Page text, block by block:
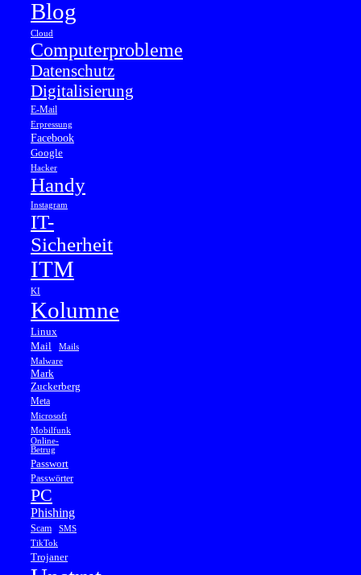
Blog
Cloud
Computerprobleme
Datenschutz
Digitalisierung
E-Mail
Erpressung
Facebook
Google
Hacker
Handy
Instagram
IT-
Sicherheit
ITM
KI
Kolumne
Linux
Mail
Mails
Malware
Mark
Zuckerberg
Meta
Microsoft
Mobilfunk
Online-
Betrug
Passwort
Passwörter
PC
Phishing
Scam
SMS
TikTok
Trojaner